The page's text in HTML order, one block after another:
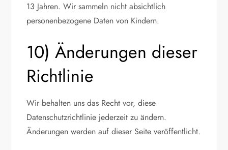
13 Jahren. Wir sammeln nicht absichtlich
personenbezogene Daten von Kindern.
10) Änderungen dieser
Richtlinie
Wir behalten uns das Recht vor, diese
Datenschutzrichtlinie jederzeit zu ändern.
Änderungen werden auf dieser Seite veröffentlicht.